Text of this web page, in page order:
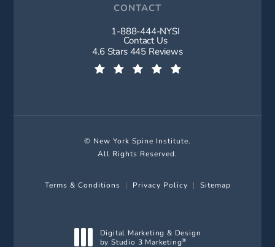
CONTACT
Call New York Spine Institute on
1-888-444-NYSI
Contact Us
New York Spine Institute reviews:
4.6 Stars 445 Reviews
© New York Spine Institute.
All Rights Reserved.
Terms & Conditions Privacy Policy Sitemap
Digital Marketing & Design
by Studio 3 Marketing®